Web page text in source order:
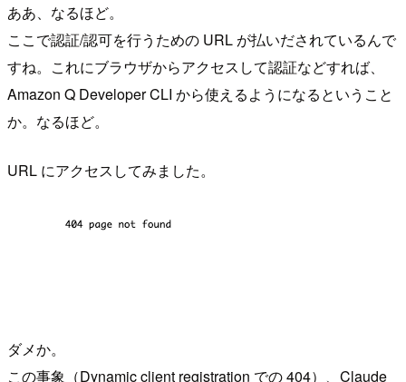
ああ、なるほど。
ここで認証/認可を行うための URL が払いだされているんで
すね。これにブラウザからアクセスして認証などすれば、
Amazon Q Developer CLI から使えるようになるということ
か。なるほど。
URL にアクセスしてみました。
ダメか。
この事象（Dynamic client registration での 404）、Claude